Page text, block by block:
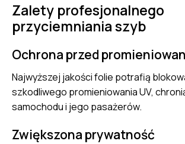
Zalety profesjonalnego
przyciemniania szyb
Ochrona przed
Najwyższej jakości folie potrafią
szkodliwego promieniowania UV,
samochodu i jego pasażerów.
Zwiększona prywatność